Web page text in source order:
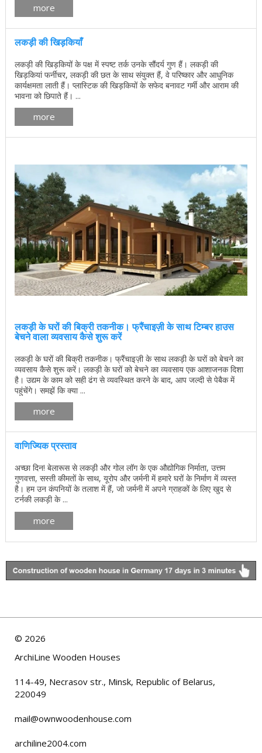
more
लकड़ी की खिड़कियाँ
लकड़ी की खिड़कियों के पक्ष में स्पष्ट तर्क उनके सौंदर्य गुण हैं। लकड़ी की
खिड़कियां फर्नीचर, लकड़ी की छत के साथ संयुक्त हैं, वे परिष्कार और आधुनिक
कार्यक्षमता लाती हैं। प्लास्टिक की खिड़कियों के सफेद बनावट गर्मी और आराम की
भावना को छिपाते हैं। ...
more
लकड़ी के घरों की बिक्री तकनीक। फ्रैंचाइज़ी के साथ टिम्बर हाउस
बेचने वाला व्यवसाय कैसे शुरू करें
लकड़ी के घरों की बिक्री तकनीक। फ्रैंचाइज़ी के साथ लकड़ी के घरों को बेचने का
व्यवसाय कैसे शुरू करें। लकड़ी के घरों को बेचने का व्यवसाय एक आशाजनक दिशा
है। उद्यम के काम को सही ढंग से व्यवस्थित करने के बाद, आप जल्दी से पेबैक में
पहुंचेंगे। समझें कि क्या ...
more
वाणिज्यिक प्रस्ताव
अच्छा दिन! बेलारूस से लकड़ी और गोल लॉग के एक औद्योगिक निर्माता, उत्तम
गुणवत्ता, सस्ती कीमतों के साथ, यूरोप और जर्मनी में हमारे घरों के निर्माण में व्यस्त
है। हम उन कंपनियों के तलाश में हैं, जो जर्मनी में अपने ग्राहकों के लिए खुद से
टर्नकी लकड़ी के ...
more
© 2026
ArchiLine Wooden Houses
114-49, Necrasov str., Minsk, Republic of Belarus,
220049
mail@ownwoodenhouse.com
archiline2004.com